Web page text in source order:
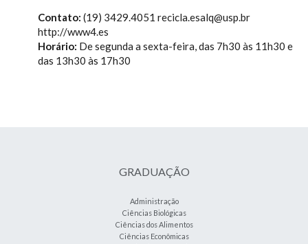
Contato: (19) 3429.4051 recicla.esalq@usp.br
http://www4.es
Horário: De segunda a sexta-feira, das 7h30 às 11h30 e
das 13h30 às 17h30
GRADUAÇÃO
Administração
Ciências Biológicas
Ciências dos Alimentos
Ciências Econômicas